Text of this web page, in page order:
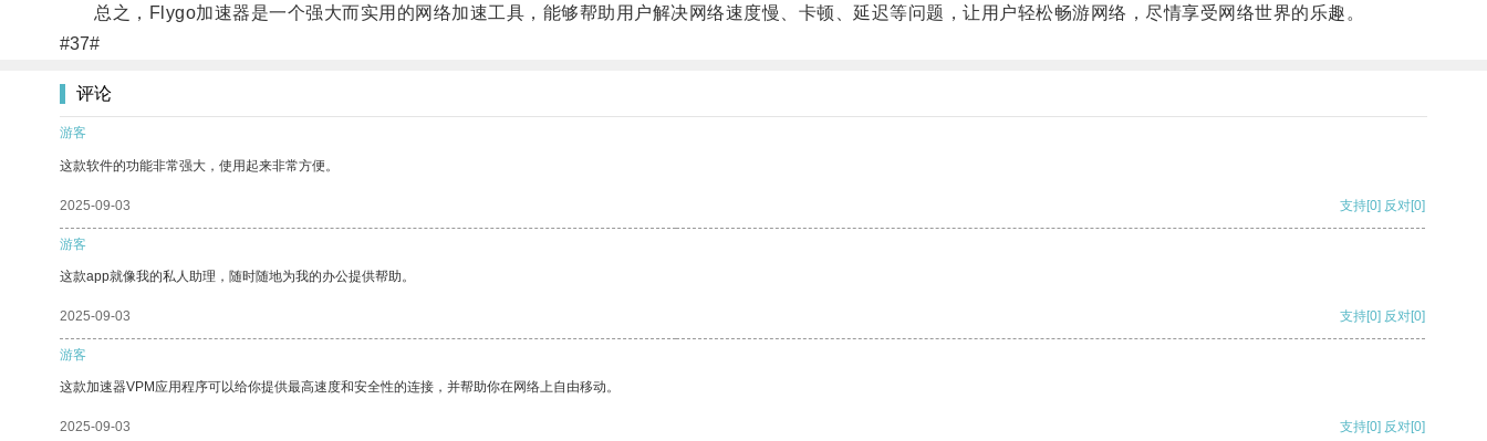
总之，Flygo加速器是一个强大而实用的网络加速工具，能够帮助用户解决网络速度慢、卡顿、延迟等问题，让用户轻松畅游网络，尽情享受网络世界的乐趣。
#37#
评论
游客
这款软件的功能非常强大，使用起来非常方便。
2025-09-03 支持[0] 反对[0]
游客
这款app就像我的私人助理，随时随地为我的办公提供帮助。
2025-09-03 支持[0] 反对[0]
游客
这款加速器VPM应用程序可以给你提供最高速度和安全性的连接，并帮助你在网络上自由移动。
2025-09-03 支持[0] 反对[0]